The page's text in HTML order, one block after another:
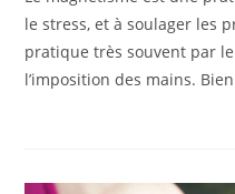
le stress, et à soulager les
pratique très souvent par
l’imposition des mains.